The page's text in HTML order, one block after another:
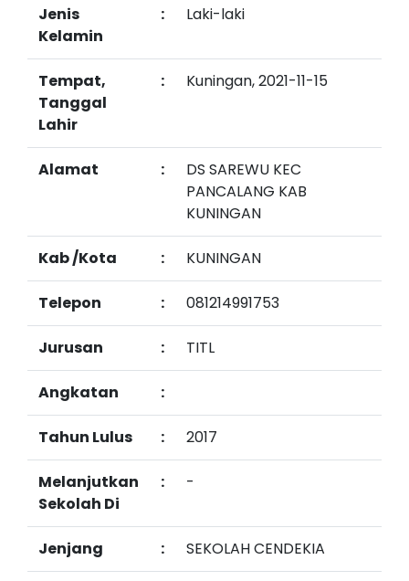
Jenis
Kelamin
: Laki-laki
Tempat,
Tanggal
Lahir
: Kuningan, 2021-11-15
Alamat :
DS SAREWU KEC
PANCALANG KAB
KUNINGAN
Kab /Kota : KUNINGAN
Telepon : 081214991753
Jurusan : TITL
Angkatan :
Tahun Lulus : 2017
Melanjutkan
Sekolah Di
: -
Jenjang : SEKOLAH CENDEKIA